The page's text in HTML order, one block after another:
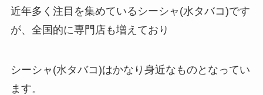
近年多く注目を集めているシーシャ(水タバコ)です
が、全国的に専門店も増えており
シーシャ(水タバコ)はかなり身近なものとなってい
ます。